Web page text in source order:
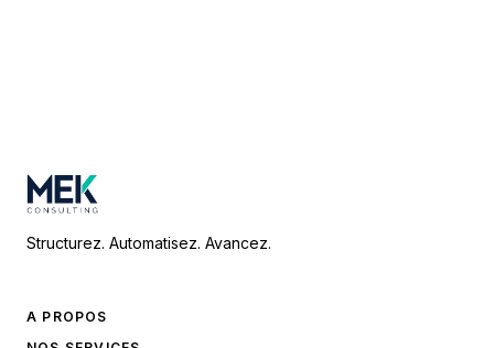
Structurez. Automatisez. Avancez.
A PROPOS